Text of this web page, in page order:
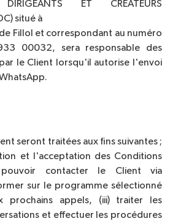
ET CREATEURS
situé à
Fillol et correspondant au numéro
00032, sera responsable des
le Client lorsqu'il autorise l'envoi
seront traitées aux fins suivantes ;
et l'acceptation des Conditions
contacter le Client via
sur le programme sélectionné
prochains appels, (iii) traiter les
et effectuer les procédures